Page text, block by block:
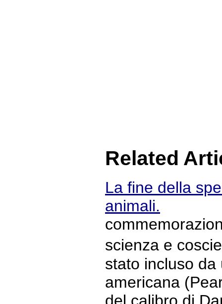
Related
La fine della
animali.
scienza e
stato incluso
americana
del calibro di